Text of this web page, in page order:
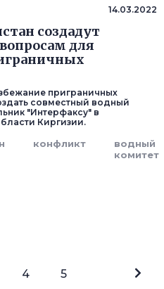
14.03.2022
создадут
для
приграничных
совместный водный
"Интерфаксу" в
Киргизии.
конфликт
водный
комитет
4 5